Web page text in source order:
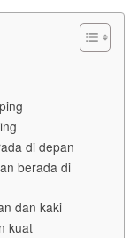
di depan
berada di
dan kaki
kuat